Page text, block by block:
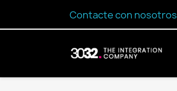
Contacte con nosotros